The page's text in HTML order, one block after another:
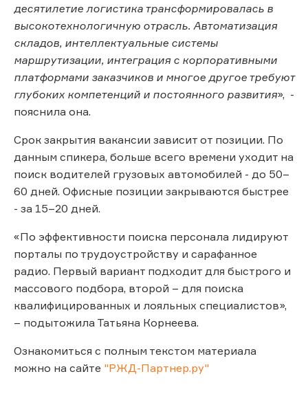
десятилетие логистика трансформировалась в
высокотехнологичную отрасль. Автоматизация
складов, интеллектуальные системы
маршрутизации, интеграция с корпоративными
платформами заказчиков и многое другое требуют
глубоких компетенций и постоянного развития», -
пояснила она.
Срок закрытия вакансии зависит от позиции. По
данным спикера, больше всего времени уходит на
поиск водителей грузовых автомобилей - до 50–
60 дней. Офисные позиции закрываются быстрее
- за 15–20 дней.
«По эффективности поиска персонала лидируют
порталы по трудоустройству и сарафанное
радио. Первый вариант подходит для быстрого и
массового подбора, второй – для поиска
квалифицированных и лояльных специалистов»,
– подытожила Татьяна Корнеева.
Ознакомиться с полным текстом материала
можно на сайте "РЖД-Партнер.ру"